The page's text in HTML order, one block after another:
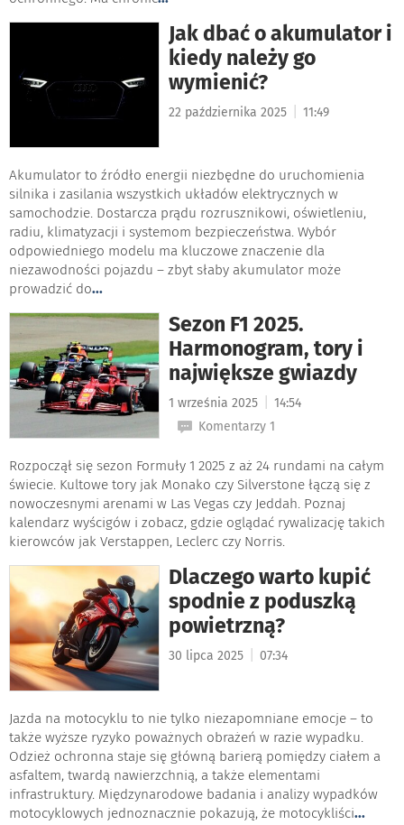
Jak dbać o akumulator i
kiedy należy go
wymienić?
22 października 2025 11:49
Akumulator to źródło energii niezbędne do uruchomienia
silnika i zasilania wszystkich układów elektrycznych w
samochodzie. Dostarcza prądu rozrusznikowi, oświetleniu,
radiu, klimatyzacji i systemom bezpieczeństwa. Wybór
odpowiedniego modelu ma kluczowe znaczenie dla
niezawodności pojazdu – zbyt słaby akumulator może
prowadzić do...
Sezon F1 2025.
Harmonogram, tory i
największe gwiazdy
1 września 2025
14:54
Komentarzy 1
Rozpoczął się sezon Formuły 1 2025 z aż 24 rundami na całym
świecie. Kultowe tory jak Monako czy Silverstone łączą się z
nowoczesnymi arenami w Las Vegas czy Jeddah. Poznaj
kalendarz wyścigów i zobacz, gdzie oglądać rywalizację takich
kierowców jak Verstappen, Leclerc czy Norris.
Dlaczego warto kupić
spodnie z poduszką
powietrzną?
30 lipca 2025 07:34
Jazda na motocyklu to nie tylko niezapomniane emocje – to
także wyższe ryzyko poważnych obrażeń w razie wypadku.
Odzież ochronna staje się główną barierą pomiędzy ciałem a
asfaltem, twardą nawierzchnią, a także elementami
infrastruktury. Międzynarodowe badania i analizy wypadków
motocyklowych jednoznacznie pokazują, że motocykliści...